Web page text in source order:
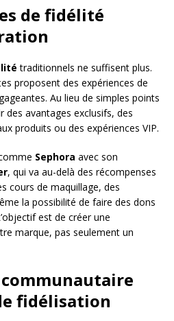
de fidélité
traditionnels ne suffisent plus.
proposent des expériences de
Au lieu de simples points
des avantages exclusifs, des
produits ou des expériences VIP.
Sephora avec son
, qui va au-delà des récompenses
cours de maquillage, des
la possibilité de faire des dons
est de créer une
marque, pas seulement un
communautaire
fidélisation